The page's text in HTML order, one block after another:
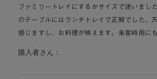
ファミリートレイにするかサイズで迷いまし
のテーブルにはランチトレイで正解でした。
感じますし、お料理が映えます。来客時用に
購入者さん：